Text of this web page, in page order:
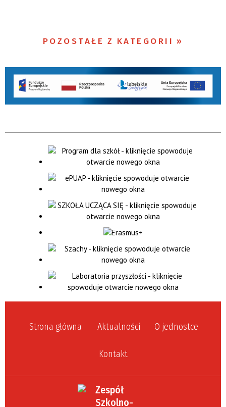
POZOSTAŁE Z KATEGORII
Strona główna Aktualności O jednostce
Kontakt
Zespół
Szkolno-